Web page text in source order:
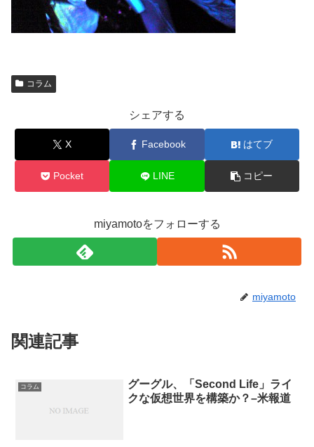
コラム
シェアする
X Facebook はてブ
Pocket LINE コピー
miyamotoをフォローする
miyamoto
関連記事
コラム
グーグル、「Second Life」ライ
クな仮想世界を構築か？–米報道